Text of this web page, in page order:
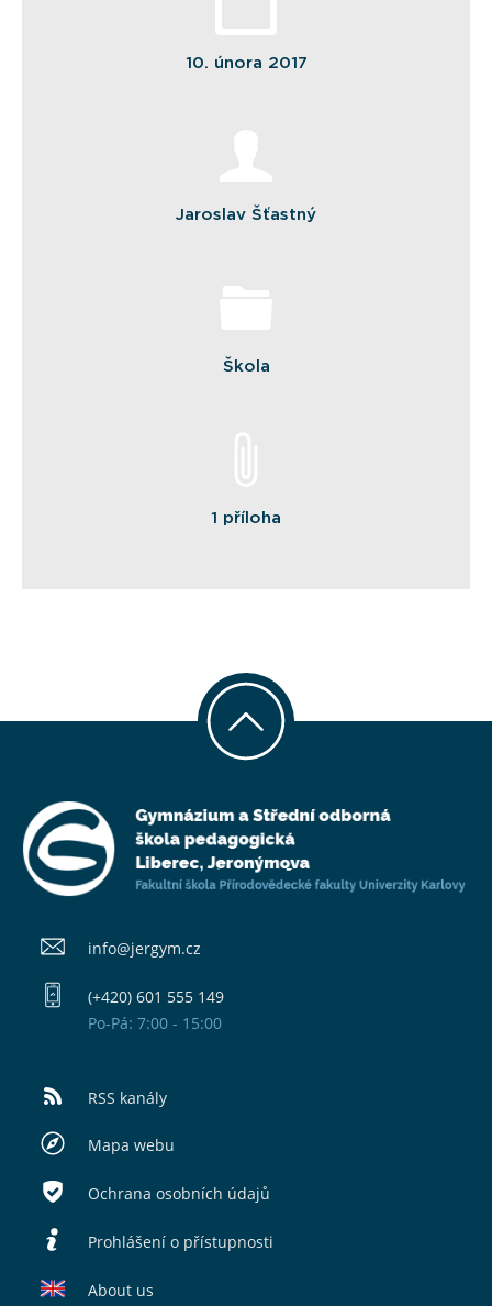
10. února 2017
Jaroslav Šťastný
Škola
1 příloha
info@​jergym.cz
(+420) 601 555 149
Po-Pá: 7:00 - 15:00
RSS kanály
Mapa webu
Ochrana osobních údajů
Prohlášení o přístupnosti
About us